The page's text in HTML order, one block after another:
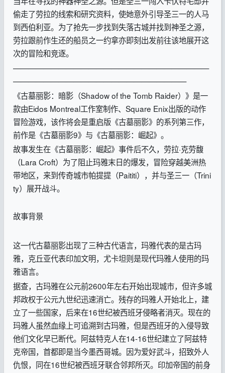
偷走了劳拉的线索和研究资料，使她意外引导圣三一的人马
到西伯利亚。为了抢先一步找到失落古城并找到神圣之源，
劳拉跟前作生还的船员之一约拿亦即刻出发前往该地展开这
次的冒险和竞逐。
——————————————————————————
———————————————————————
《古墓丽影：暗影（Shadow of the Tomb Raider）》是一
款由Eidos Montreal工作室制作、Square Enix出版的动作
冒险游戏，该作将会是重启版《古墓丽影》的系列第三作，
前作是《古墓丽影9》与《古墓丽影：崛起》。
故事发生在《古墓丽影：崛起》事件后不久，劳拉·克劳馥
（Lara Croft）为了阻止玛雅末日的爆发，冒险穿越美洲热
带地区，来到传奇城市帕提提（Paititi），并与圣三一（Trini
ty）展开战斗。
故事背景
这一代古墓丽影出现了三种古代语言，玛雅代表的是古玛
雅，克丘亚代表印加文明，尤卡坦则是现代玛雅人使用的玛
雅语言。
据查，古玛雅在公元前2600年左右开始出现城市，但许多城
邦政权于公元九世纪迅速消亡。残存的玛雅人开始北上，建
立了一些国家，后来在16世纪被西班牙侵略者消灭。现在的
玛雅人虽然血缘上可追溯到古玛雅，但是西班牙的入侵导致
他们文化早已断代。阿兹特克人在14-16世纪建立了阿兹特
克帝国，首都即是当今墨西哥城。因为爱好武斗，招致外人
仇恨，同在16世纪被西班牙联合邻邦所灭。印加帝国的前身